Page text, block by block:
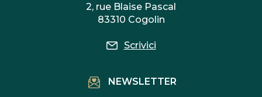
2, rue Blaise Pascal
83310 Cogolin
Scrivici
NEWSLETTER